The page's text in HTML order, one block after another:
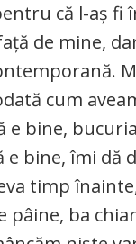
că l-aș fi
de mine,
cum
e bine,
bine, îmi dă
timp
pâine, ba